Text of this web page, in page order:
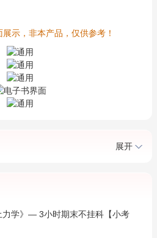
示，非本产品，仅供参考！
展开
力学》— 3小时期末不挂科【小考